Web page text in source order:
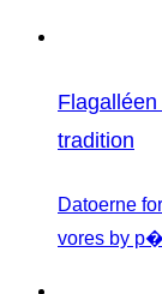
tradition
Datoerne
vores by